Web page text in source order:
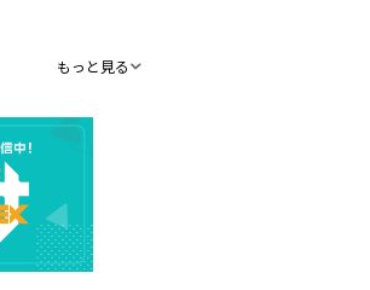
んでいた彼女が――ひょんなことから、
早速シーカーとしての才能を発揮。
くらくサーチ＆デストロイしてい
な性格も相まって、ただでさえ速い
は格段にスピードアップ。挑戦できる
も上がって、レアアイテムも入
て報酬がどんどん増えていく！ ウ
もっと見る